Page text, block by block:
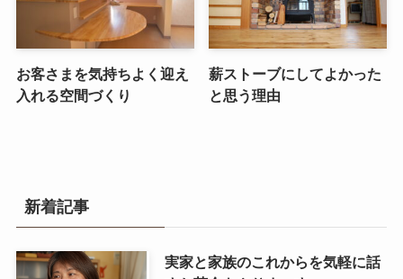
お客さまを気持ちよく迎え
入れる空間づくり
薪ストーブにしてよかった
と思う理由
新着記事
実家と家族のこれからを気軽に話